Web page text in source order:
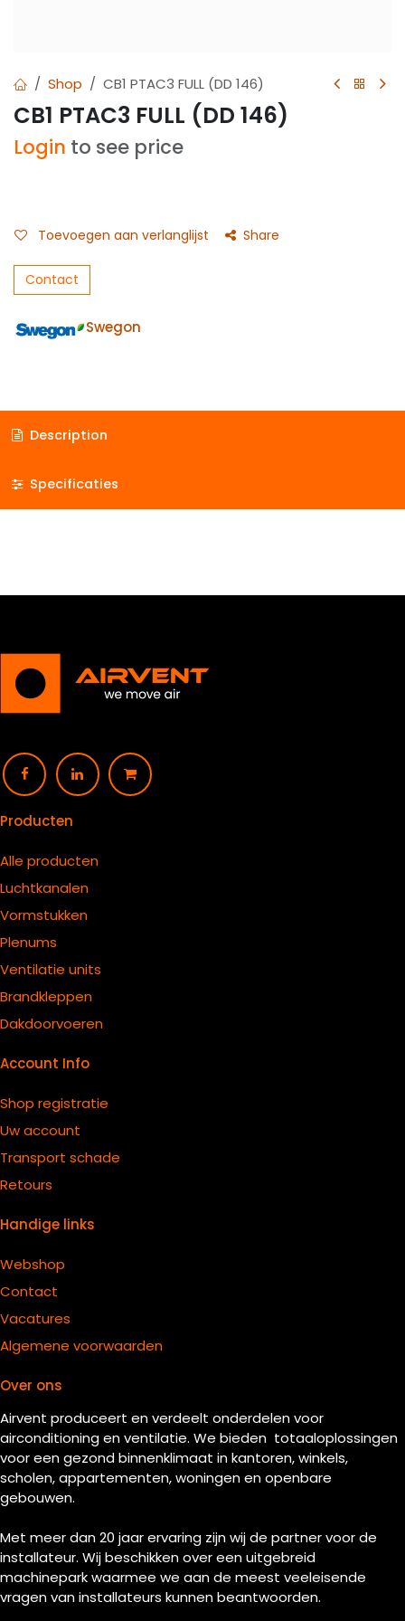
Shop CB1 PTAC3 FULL (DD 146)
CB1 PTAC3 FULL (DD 146)
Login to see price
Toevoegen aan verlanglijst Share
Contact
Swegon
Description
Specificaties
Producten
Alle producten
Luchtkanalen
Vormstukken
Plenums
Ventilatie units
Brandkleppen
Dakdoorvoeren
Account Info
Shop registratie
Uw account
Transport schade
Retours
Handige links
Webshop
Contact
Vacatures
Algemene voorwaarden
Over ons
Airvent produceert en verdeelt onderdelen voor
airconditioning en ventilatie. We bieden totaaloplossingen
voor een gezond binnenklimaat in kantoren, winkels,
scholen, appartementen, woningen en openbare
gebouwen.
Met meer dan 20 jaar ervaring zijn wij de partner voor de
installateur. Wij beschikken over een uitgebreid
machinepark waarmee we aan de meest veeleisende
vragen van installateurs kunnen beantwoorden.